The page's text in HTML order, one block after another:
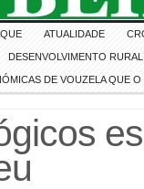
ATUALIDADE
DESENVOLVIMENTO RURAL
DE VOUZELA QUE